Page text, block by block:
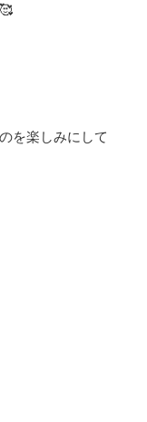
を楽しみにして